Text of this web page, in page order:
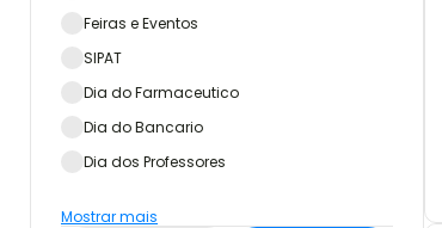
Feiras e Eventos
SIPAT
Dia do Farmaceutico
Dia do Bancario
Dia dos Professores
Mostrar mais